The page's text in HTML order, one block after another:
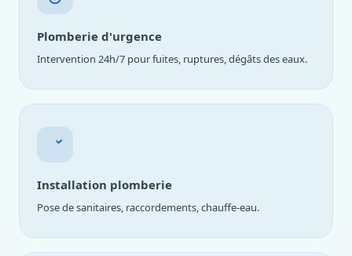
Plomberie d'urgence
Intervention 24h/7 pour fuites, ruptures, dégâts des eaux.
Installation plomberie
Pose de sanitaires, raccordements, chauffe-eau.